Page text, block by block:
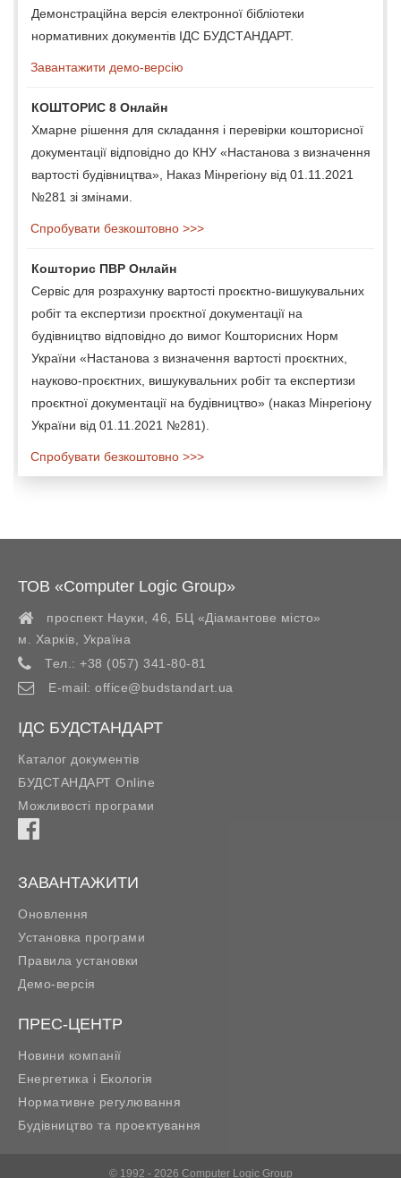
Демонстраційна версія електронної бібліотеки
нормативних документів ІДС БУДСТАНДАРТ.
Завантажити демо-версію
КОШТОРИС 8 Онлайн
Хмарне рішення для складання і перевірки кошторисної
документації відповідно до КНУ «Настанова з визначення
вартості будівництва», Наказ Мінрегіону від 01.11.2021
№281 зі змінами.
Спробувати безкоштовно >>>
Кошторис ПВР Онлайн
Сервіс для розрахунку вартості проєктно-вишукувальних
робіт та експертизи проєктної документації на
будівництво відповідно до вимог Кошторисних Норм
України «Настанова з визначення вартості проєктних,
науково-проєктних, вишукувальних робіт та експертизи
проєктної документації на будівництво» (наказ Мінрегіону
України від 01.11.2021 №281).
Спробувати безкоштовно >>>
ТОВ «Computer Logic Group»
проспект Науки, 46, БЦ «Діамантове місто»
м. Харків
Україна
Тел.: +38 (057) 341-80-81
E-mail: office@budstandart.ua
ІДС БУДСТАНДАРТ
Каталог документів
БУДСТАНДАРТ Online
Можливості програми
ЗАВАНТАЖИТИ
Оновлення
Установка програми
Правила установки
Демо-версія
ПРЕС-ЦЕНТР
Новини компанії
Енергетика і Екологія
Нормативне регулювання
Будівництво та проектування
© 1992 - 2026 Computer Logic Group